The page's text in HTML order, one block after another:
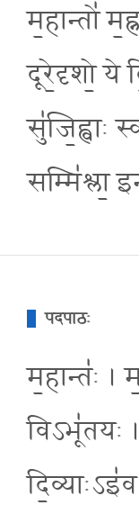
म॒हान्तो॑
दूरे॒दृशो॒ ये
सु॑जि॒ह्वाः
सम्मि॑श्ला॒
पदपाठः
म॒हान्तः॑ ।
विऽभू॑तयः